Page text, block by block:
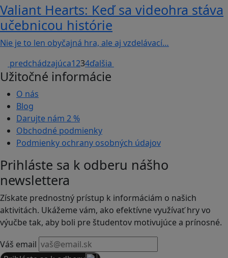
Valiant Hearts: Keď sa videohra stáva
učebnicou histórie
Nie je to len obyčajná hra, ale aj vzdelávací…
predchádzajúca1234ďalšia
Užitočné informácie
O nás
Blog
Darujte nám 2 %
Obchodné podmienky
Podmienky ochrany osobných údajov
Prihláste sa k odberu nášho
newslettera
Získate prednostný prístup k informáciám o našich
aktivitách. Ukážeme vám, ako efektívne využívať hry vo
výučbe tak, aby boli pre študentov motivujúce a prínosné.
Váš email